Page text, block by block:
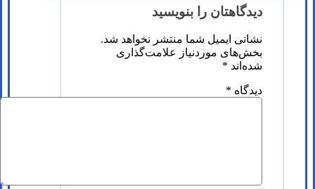
دیدگاهتان را بنویسید
نشانی ایمیل شما منتشر نخواهد شد.
بخش‌های موردنیاز علامت‌گذاری
شده‌اند *
دیدگاه *